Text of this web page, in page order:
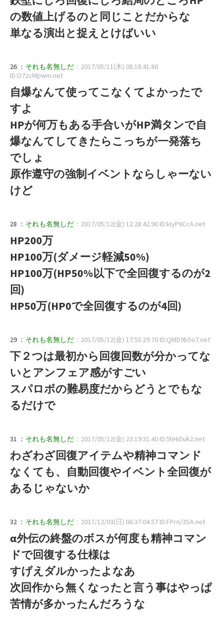
の数値上げるのと同じことだからな
単なる演出と捉えとけばいい
26 ： それも名無しだ ：2017/05/11(木) 08:18:41.86
ID:O7zcMpwm.net
自爆なんて使ってこなくてよかったで
すよ
HPが何万もある手合いがHP満タンで自
爆なんてしてきたらこっちが一発落ち
でしょ
原作遵守の強制イベントならしゃーない
けど
28 ： それも名無しだ ：2017/05/12(金) 12:28:42.90 ID:kIyP6CcA.net
HP200万
HP100万(ダメージ軽減50%)
HP100万(HP50%以下で全回復するのが2
回)
HP50万(HP0で全回復するのが4回)
29 ： それも名無しだ ：2017/05/12(金) 17:55:29.70 ID:QMD9b5o7.net
下２つは最初から回復回数が分かってな
いとアンフェア感がすごい
スパロボの難易度だからどうとでもな
るだけで
31 ： それも名無しだ ：2017/05/12(金) 23:19:31.40 ID:5hHiDuk2.net
わざわざ回復アイテムや精神コマンド
なくても、自動回復やイベント全回復が
あるじゃないか
32 ： それも名無しだ ：2017/12/03(日) 06:37:04.57 ID:FPrn/3SA.net
α外伝の終盤のボスが何度も精神コマン
ドで回復する仕様は
すげえダルかったよなあ
次回作から無くなったと言う事はやっぱ
苦情が多かったんだろうな